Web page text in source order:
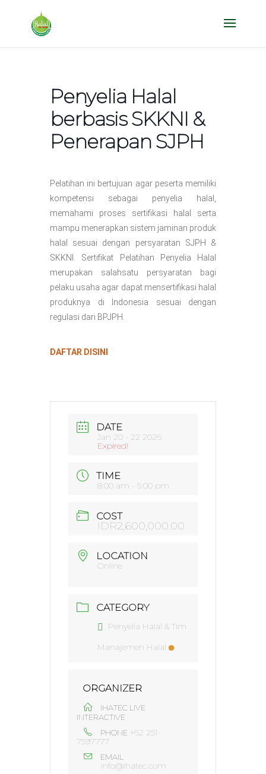
Penyelia Halal
berbasis SKKNI &
Penerapan SJPH
Pelatihan ini bertujuan agar peserta memiliki
kompetensi sebagai penyelia halal,
memahami proses sertifikasi halal serta
mampu menerapkan sistem jaminan produk
halal sesuai dengan persyaratan SJPH &
SKKNI. Sertifikat Pelatihan Penyelia Halal
merupakan salahsatu persyaratan bagi
pelaku usaha agar dapat mensertifikasi halal
produknya di Indonesia sesuai dengan
regulasi dari BPJPH.
DAFTAR DISINI
DATE
Jan 20 - 22 2026
Expired!
TIME
8:00 am - 5:00 pm
COST
IDR2,600,000.00
LOCATION
Online
CATEGORY
Penyelia Halal & Tim
Manajemen Halal
ORGANIZER
IHATEC LIVE
INTERACTIVE
PHONE +62 251-
7597777
EMAIL
info@ihatec.com